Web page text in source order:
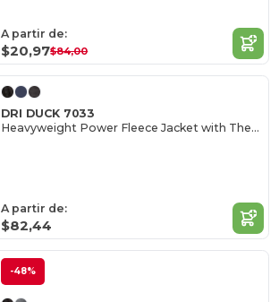
A partir de:
$20,97$84,00
DRI DUCK 7033
Heavyweight Power Fleece Jacket with Thermal Lining
A partir de:
$82,44
-48%